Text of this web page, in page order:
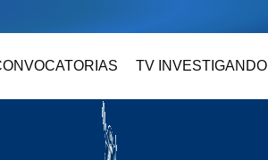
TV INVESTIGANDO